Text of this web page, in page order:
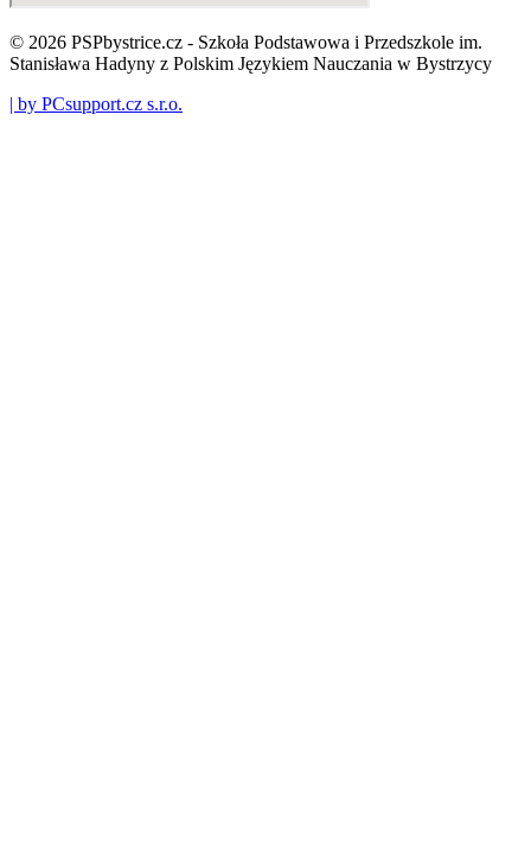
© 2026 PSPbystrice.cz - Szkoła Podstawowa i Przedszkole im.
Stanisława Hadyny z Polskim Językiem Nauczania w Bystrzycy
| by PCsupport.cz s.r.o.